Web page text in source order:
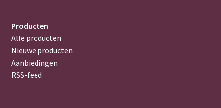
Producten
Alle producten
Nieuwe producten
Aanbiedingen
RSS-feed